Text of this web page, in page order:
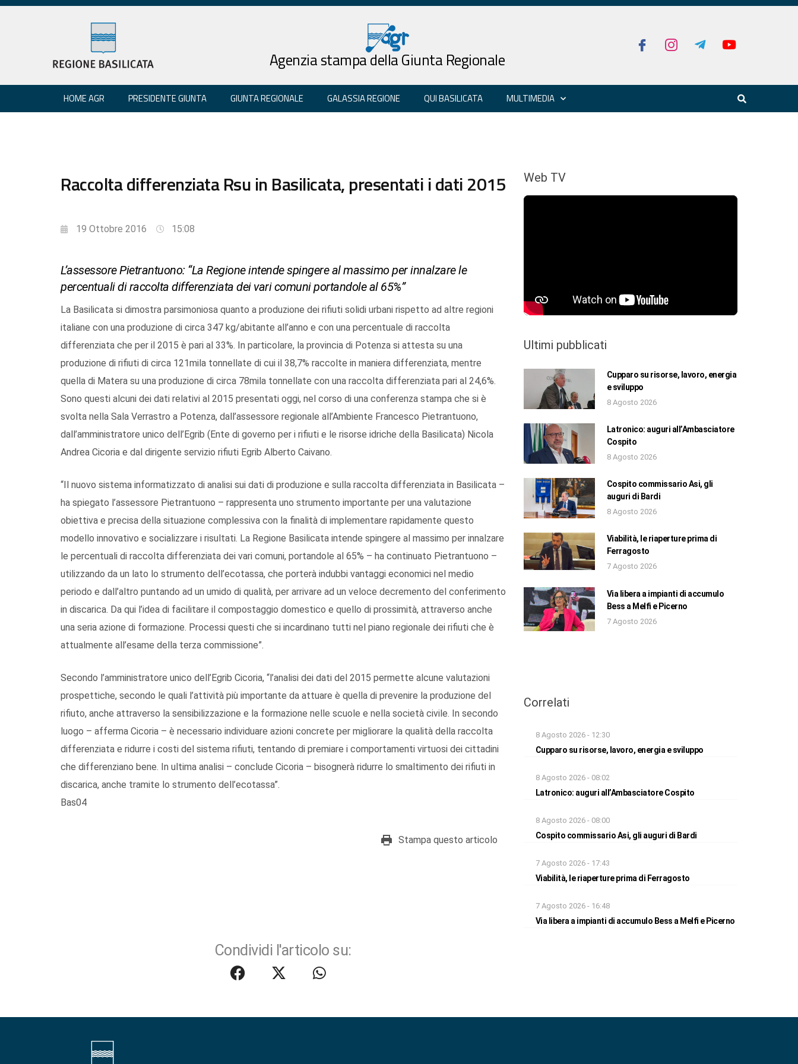
Agenzia stampa della Giunta Regionale
HOME AGR PRESIDENTE GIUNTA GIUNTA REGIONALE GALASSIA REGIONE QUI BASILICATA MULTIMEDIA
Raccolta differenziata Rsu in Basilicata, presentati i dati 2015
19 Ottobre 2016 15:08
L’assessore Pietrantuono: “La Regione intende spingere al massimo per innalzare le
percentuali di raccolta differenziata dei vari comuni portandole al 65%”
La Basilicata si dimostra parsimoniosa quanto a produzione dei rifiuti solidi urbani rispetto ad altre regioni
italiane con una produzione di circa 347 kg/abitante all’anno e con una percentuale di raccolta
differenziata che per il 2015 è pari al 33%. In particolare, la provincia di Potenza si attesta su una
produzione di rifiuti di circa 121mila tonnellate di cui il 38,7% raccolte in maniera differenziata, mentre
quella di Matera su una produzione di circa 78mila tonnellate con una raccolta differenziata pari al 24,6%.
Sono questi alcuni dei dati relativi al 2015 presentati oggi, nel corso di una conferenza stampa che si è
svolta nella Sala Verrastro a Potenza, dall’assessore regionale all’Ambiente Francesco Pietrantuono,
dall’amministratore unico dell’Egrib (Ente di governo per i rifiuti e le risorse idriche della Basilicata) Nicola
Andrea Cicoria e dal dirigente servizio rifiuti Egrib Alberto Caivano.
“Il nuovo sistema informatizzato di analisi sui dati di produzione e sulla raccolta differenziata in Basilicata –
ha spiegato l’assessore Pietrantuono – rappresenta uno strumento importante per una valutazione
obiettiva e precisa della situazione complessiva con la finalità di implementare rapidamente questo
modello innovativo e socializzare i risultati. La Regione Basilicata intende spingere al massimo per innalzare
le percentuali di raccolta differenziata dei vari comuni, portandole al 65% – ha continuato Pietrantuono –
utilizzando da un lato lo strumento dell’ecotassa, che porterà indubbi vantaggi economici nel medio
periodo e dall’altro puntando ad un umido di qualità, per arrivare ad un veloce decremento del conferimento
in discarica. Da qui l’idea di facilitare il compostaggio domestico e quello di prossimità, attraverso anche
una seria azione di formazione. Processi questi che si incardinano tutti nel piano regionale dei rifiuti che è
attualmente all’esame della terza commissione”.
Secondo l’amministratore unico dell’Egrib Cicoria, “l’analisi dei dati del 2015 permette alcune valutazioni
prospettiche, secondo le quali l’attività più importante da attuare è quella di prevenire la produzione del
rifiuto, anche attraverso la sensibilizzazione e la formazione nelle scuole e nella società civile. In secondo
luogo – afferma Cicoria – è necessario individuare azioni concrete per migliorare la qualità della raccolta
differenziata e ridurre i costi del sistema rifiuti, tentando di premiare i comportamenti virtuosi dei cittadini
che differenziano bene. In ultima analisi – conclude Cicoria – bisognerà ridurre lo smaltimento dei rifiuti in
discarica, anche tramite lo strumento dell’ecotassa”.
Bas04
Stampa questo articolo
Condividi l'articolo su:
Web TV
Ultimi pubblicati
Cupparo su risorse, lavoro, energia
e sviluppo
8 Agosto 2026
Latronico: auguri all’Ambasciatore
Cospito
8 Agosto 2026
Cospito commissario Asi, gli
auguri di Bardi
8 Agosto 2026
Viabilità, le riaperture prima di
Ferragosto
7 Agosto 2026
Via libera a impianti di accumulo
Bess a Melfi e Picerno
7 Agosto 2026
Correlati
8 Agosto 2026 - 12:30
Cupparo su risorse, lavoro, energia e sviluppo
8 Agosto 2026 - 08:02
Latronico: auguri all’Ambasciatore Cospito
8 Agosto 2026 - 08:00
Cospito commissario Asi, gli auguri di Bardi
7 Agosto 2026 - 17:43
Viabilità, le riaperture prima di Ferragosto
7 Agosto 2026 - 16:48
Via libera a impianti di accumulo Bess a Melfi e Picerno